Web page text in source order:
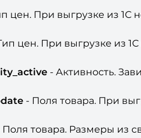
цен. При выгрузке из 1С
цен. При выгрузке из
- Активность.
- Поля товара. При
Поля товара. Размеры из